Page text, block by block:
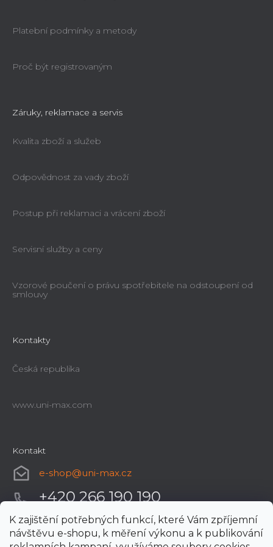
K zajištění potřebných funkcí, které Vám zpříjemní
návštěvu e-shopu, k měření výkonu a k publikování
Platební podmínky a metody
Proč být registrovaným
Záruky, reklamace a servis
Kvalita zboží a služeb
Odpovědnost za vady zboží
Postup při reklamaci a vrácení zboží
Servisní služby a ceny
Vzorové poučení o právu spotřebitele na odstoupení od
smlouvy
Kontakty
Česká republika
www.uni-max.com
Kontakt
e-shop@uni-max.cz
+420 266 190 190